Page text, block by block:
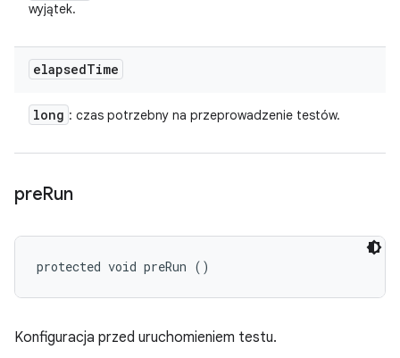
wyjątek.
elapsedTime
long : czas potrzebny na przeprowadzenie testów.
preRun
protected void preRun ()
Konfiguracja przed uruchomieniem testu.